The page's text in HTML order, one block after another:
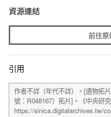
資源連結
前往
引用